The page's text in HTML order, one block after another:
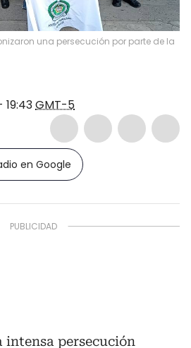
una persecución por parte de la
GMT-5
en Google
intensa persecución